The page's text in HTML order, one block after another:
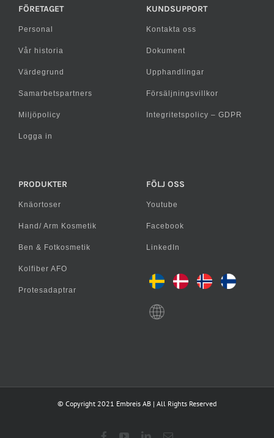
FÖRETAGET
Personal
Vår historia
Värdegrund
Samarbetspartners
Miljöpolicy
Logga in
KUNDSUPPORT
Kontakta oss
Dokument
Upphandlingar
Försäljningsvillkor
Integritetspolicy – GDPR
PRODUKTER
Knäortoser
Hand/ Arm Kosmetik
Ben & Fotkosmetik
Kolfiber AFO
Protesadaptrar
FÖLJ OSS
Youtube
Facebook
LinkedIn
© Copyright 2021 Embreis AB | All Rights Reserved
FacebookYouTubeLinkedIn
E-